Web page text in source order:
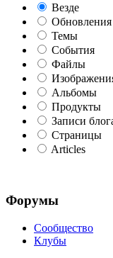
Везде
Обновления
Темы
События
Файлы
Альбомы
Продукты
Записи
Страницы
Articles
Форумы
Сообщество
Клубы